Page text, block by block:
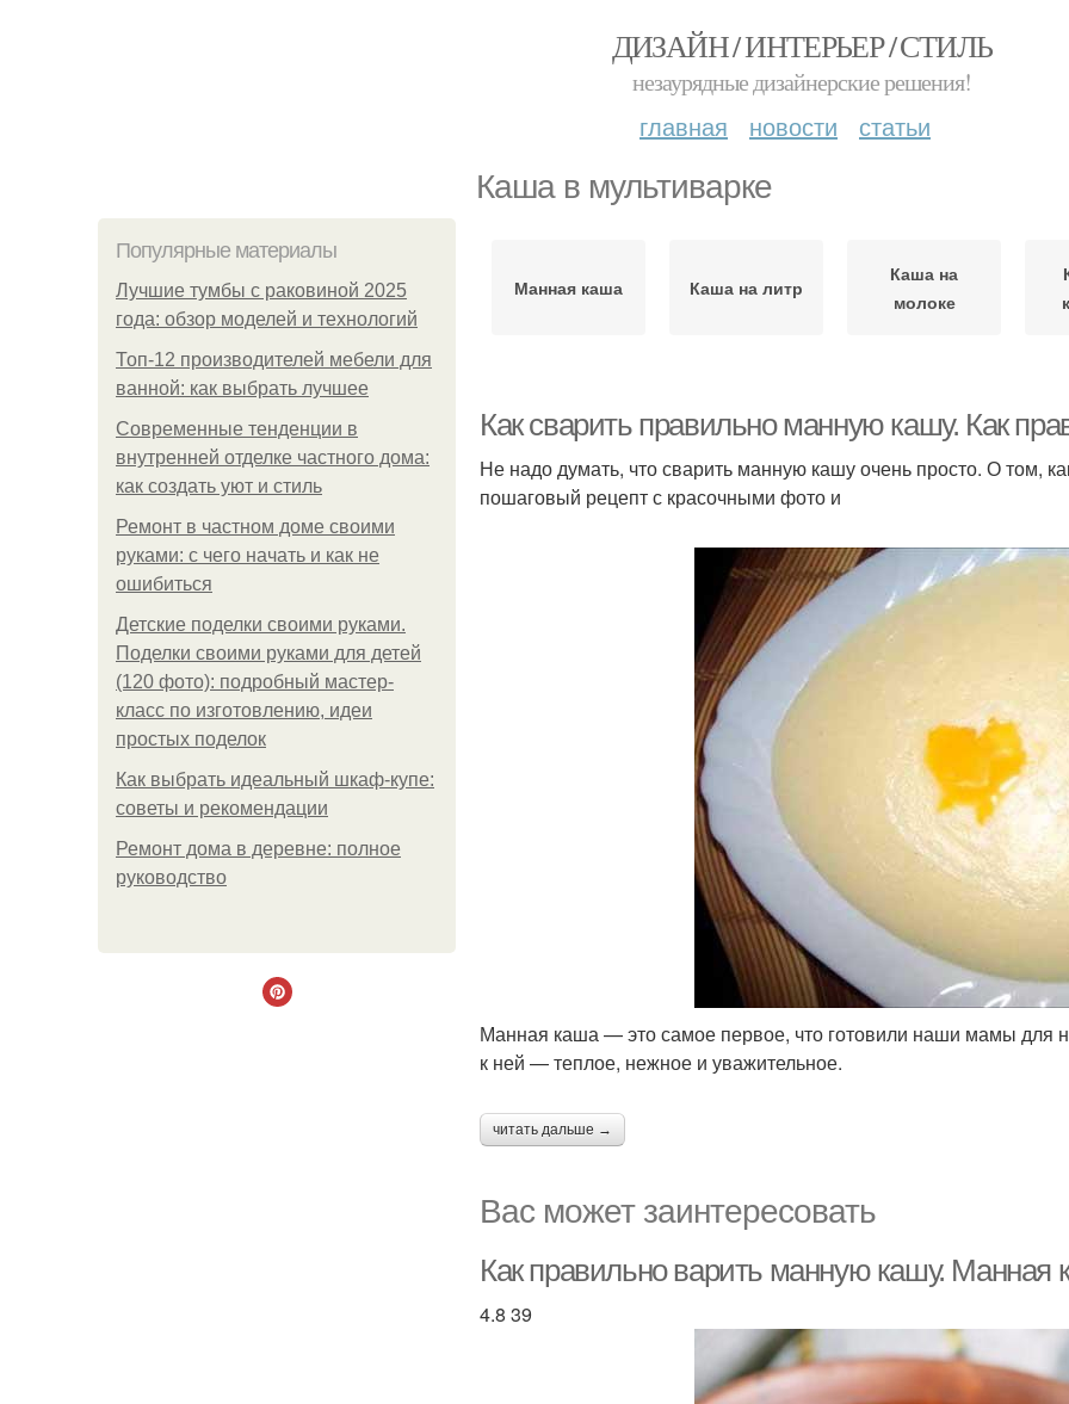
ДИЗАЙН / ИНТЕРЬЕР / СТИЛЬ
незаурядные дизайнерские решения!
главная новости статьи
Каша в мультиварке
Популярные материалы
Лучшие тумбы с раковиной 2025
года: обзор моделей и технологий
Топ-12 производителей мебели для
ванной: как выбрать лучшее
Современные тенденции в
внутренней отделке частного дома:
как создать уют и стиль
Ремонт в частном доме своими
руками: с чего начать и как не
ошибиться
Детские поделки своими руками.
Поделки своими руками для детей
(120 фото): подробный мастер-
класс по изготовлению, идеи
простых поделок
Как выбрать идеальный шкаф-купе:
советы и рекомендации
Ремонт дома в деревне: полное
руководство
Манная каша Каша на литр
Каша на
молоке
Как сварить правильно манную кашу. Как
Не надо думать, что сварить манную кашу очень просто. О том,
пошаговый рецепт с красочными фото и
Манная каша — это самое первое, что готовили наши мамы для
к ней — теплое, нежное и уважительное.
читать дальше →
Вас может заинтересовать
Как правильно варить манную кашу. Манная
4.8 39